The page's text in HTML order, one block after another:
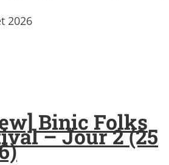
2026
Binic Folks
– Jour 2 (25